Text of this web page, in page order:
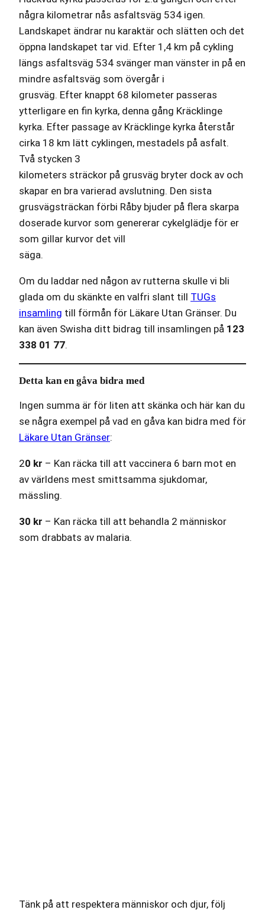
några kilometrar nås asfaltsväg 534 igen.
Landskapet ändrar nu karaktär och slätten och det
öppna landskapet tar vid. Efter 1,4 km på cykling
längs asfaltsväg 534 svänger man vänster in på en
mindre asfaltsväg som övergår i
grusväg. Efter knappt 68 kilometer passeras
ytterligare en fin kyrka, denna gång Kräcklinge
kyrka. Efter passage av Kräcklinge kyrka återstår
cirka 18 km lätt cyklingen, mestadels på asfalt.
Två stycken 3
kilometers sträckor på grusväg bryter dock av och
skapar en bra varierad avslutning. Den sista
grusvägsträckan förbi Råby bjuder på flera skarpa
doserade kurvor som genererar cykelglädje för er
som gillar kurvor det vill
säga.
Om du laddar ned någon av rutterna skulle vi bli
glada om du skänkte en valfri slant till TUGs
insamling till förmån för Läkare Utan Gränser. Du
kan även Swisha ditt bidrag till insamlingen på 123
338 01 77.
Detta kan en gåva bidra med
Ingen summa är för liten att skänka och här kan du
se några exempel på vad en gåva kan bidra med för
Läkare Utan Gränser:
20 kr – Kan räcka till att vaccinera 6 barn mot en
av världens mest smittsamma sjukdomar,
mässling.
30 kr – Kan räcka till att behandla 2 människor
som drabbats av malaria.
Tänk på att respektera människor och djur, följ